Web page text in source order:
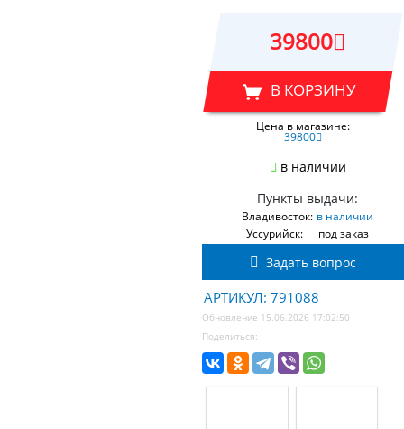
39800
В КОРЗИНУ
Цена в магазине:
39800
в наличии
Пункты выдачи:
Владивосток: в наличии
Уссурийск:
под заказ
Задать вопрос
АРТИКУЛ: 791088
Обновление 15.06.2026 17:02:50
Поделиться: